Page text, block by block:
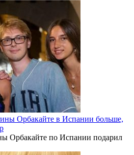
Орбакайте в Испании больше,
Орбакайте по Испании подарил